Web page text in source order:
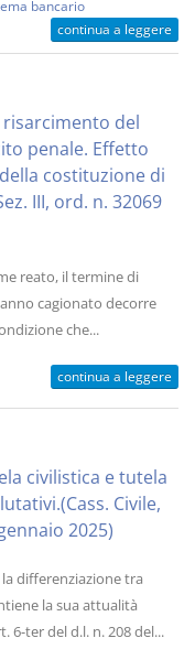
bancario
continua a leggere
del
penale. Effetto
costituzione di
III, ord. n. 32069
reato, il termine di
cagionato decorre
che...
continua a leggere
civilistica e tutela
Civile,
2025)
differenziazione tra
la sua attualità
6-ter del d.l. n. 208 del...